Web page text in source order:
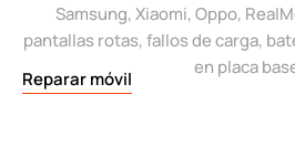
Samsung, Xiaomi, Oppo,
pantallas rotas, fallos de carga,
en placa
Reparar móvil